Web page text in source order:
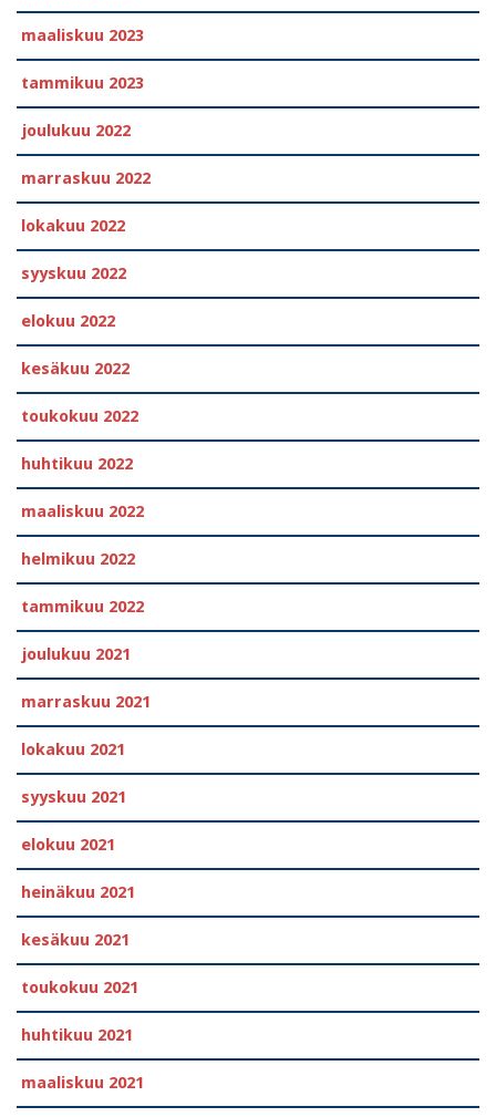
maaliskuu 2023
tammikuu 2023
joulukuu 2022
marraskuu 2022
lokakuu 2022
syyskuu 2022
elokuu 2022
kesäkuu 2022
toukokuu 2022
huhtikuu 2022
maaliskuu 2022
helmikuu 2022
tammikuu 2022
joulukuu 2021
marraskuu 2021
lokakuu 2021
syyskuu 2021
elokuu 2021
heinäkuu 2021
kesäkuu 2021
toukokuu 2021
huhtikuu 2021
maaliskuu 2021